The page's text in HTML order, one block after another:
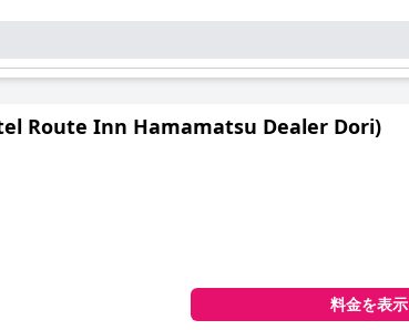
Route Inn Hamamatsu Dealer Dori)
料金を表示